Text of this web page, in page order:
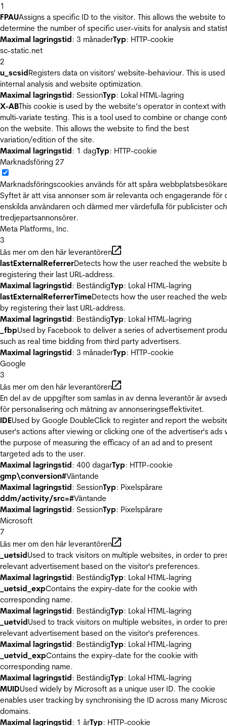
1
FPAUAssigns a specific ID to the visitor. This allows the website to
determine the number of specific user-visits for analysis and
Maximal lagringstid: 3 månaderTyp: HTTP-cookie
sc-static.net
2
u_scsidRegisters data on visitors' website-behaviour. This is
internal analysis and website optimization.
Maximal lagringstid: SessionTyp: Lokal HTML-lagring
X-ABThis cookie is used by the website’s operator in context with
multi-variate testing. This is a tool used to combine or change
on the website. This allows the website to find the best
variation/edition of the site.
Maximal lagringstid: 1 dagTyp: HTTP-cookie
Marknadsföring 27
Marknadsföringscookies används för att spåra
Syftet är att visa annonser som är relevanta och engagerande för
enskilda användaren och därmed mer värdefulla för publicister och
tredjepartsannonsörer.
Meta Platforms, Inc.
3
Läs mer om den här leverantören
lastExternalReferrerDetects how the user reached the website
registering their last URL-address.
Maximal lagringstid: BeständigTyp: Lokal HTML-lagring
lastExternalReferrerTimeDetects how the user reached the
by registering their last URL-address.
Maximal lagringstid: BeständigTyp: Lokal HTML-lagring
_fbpUsed by Facebook to deliver a series of advertisement
such as real time bidding from third party advertisers.
Maximal lagringstid: 3 månaderTyp: HTTP-cookie
Google
3
Läs mer om den här leverantören
En del av de uppgifter som samlas in av denna leverantör är
för personalisering och mätning av annonseringseffektivitet.
IDEUsed by Google DoubleClick to register and report the
user's actions after viewing or clicking one of the advertiser's ads
the purpose of measuring the efficacy of an ad and to present
targeted ads to the user.
Maximal lagringstid: 400 dagarTyp: HTTP-cookie
gmp\conversion#Väntande
Maximal lagringstid: SessionTyp: Pixelspårare
ddm/activity/src=#Väntande
Maximal lagringstid: SessionTyp: Pixelspårare
Microsoft
7
Läs mer om den här leverantören
_uetsidUsed to track visitors on multiple websites, in order to
relevant advertisement based on the visitor's preferences.
Maximal lagringstid: BeständigTyp: Lokal HTML-lagring
_uetsid_expContains the expiry-date for the cookie with
corresponding name.
Maximal lagringstid: BeständigTyp: Lokal HTML-lagring
_uetvidUsed to track visitors on multiple websites, in order to
relevant advertisement based on the visitor's preferences.
Maximal lagringstid: BeständigTyp: Lokal HTML-lagring
_uetvid_expContains the expiry-date for the cookie with
corresponding name.
Maximal lagringstid: BeständigTyp: Lokal HTML-lagring
MUIDUsed widely by Microsoft as a unique user ID. The cookie
enables user tracking by synchronising the ID across many
domains.
Maximal lagringstid: 1 årTyp: HTTP-cookie